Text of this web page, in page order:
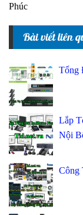
Phúc
Bài viết liên
Tổng
Lắp
Nội
Công